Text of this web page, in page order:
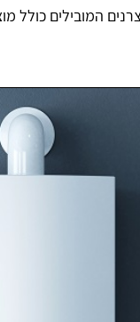
המובילים כולל